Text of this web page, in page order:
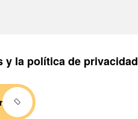
y la política de privacidad